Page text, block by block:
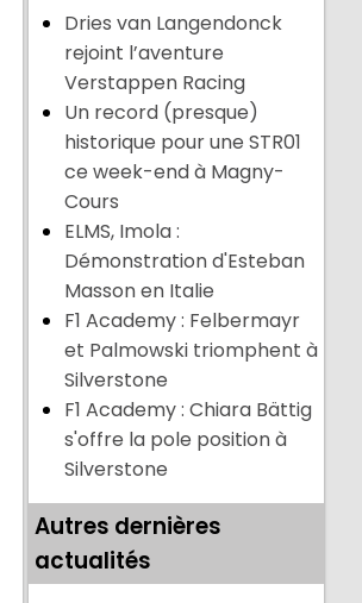
Dries van Langendonck
rejoint l’aventure
Verstappen Racing
Un record (presque)
historique pour une STR01
ce week-end à Magny-
Cours
ELMS, Imola :
Démonstration d'Esteban
Masson en Italie
F1 Academy : Felbermayr
et Palmowski triomphent à
Silverstone
F1 Academy : Chiara Bättig
s'offre la pole position à
Silverstone
Autres dernières
actualités